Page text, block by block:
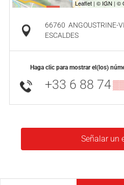
66760 ANGOUSTRINE-
ESCALDES
Haga clic para mostrar el(los)
+33 6 88 74
Señalar un